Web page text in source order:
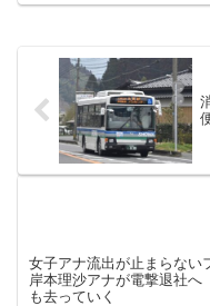
女子アナ流出が止まらない
岸本理沙アナが電撃退社
も去っていく